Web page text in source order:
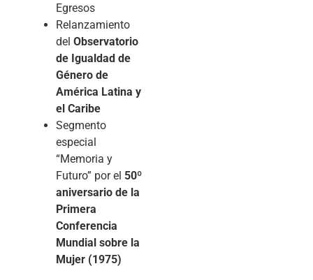
Egresos
Relanzamiento
del Observatorio
de Igualdad de
Género de
América Latina y
el Caribe
Segmento
especial
“Memoria y
Futuro” por el 50º
aniversario de la
Primera
Conferencia
Mundial sobre la
Mujer (1975)